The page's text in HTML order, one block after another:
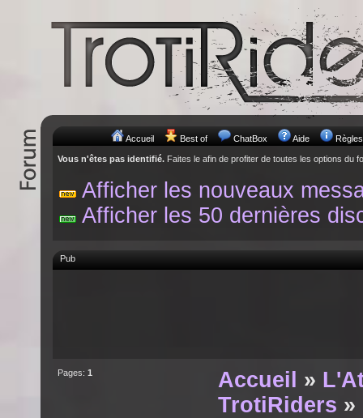
Accueil Best of ChatBox Aide Règles
Vous n'êtes pas identifié. Faites le afin de profiter de toutes les options du
Afficher les nouveaux
Afficher les 50 dernières
Pub
Pages: 1 Accueil »
TrotiRiders »